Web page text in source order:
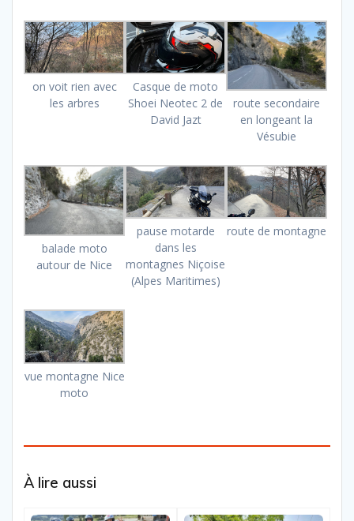
on voit rien avec
les arbres
Casque de moto
Shoei Neotec 2 de
David Jazt
route secondaire
en longeant la
Vésubie
balade moto
autour de Nice
pause motarde
dans les
montagnes Niçoise
(Alpes Maritimes)
route de montagne
vue montagne Nice
moto
À lire aussi